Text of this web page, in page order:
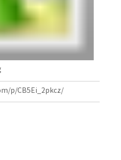
p/CB5Ei_2pkcz/